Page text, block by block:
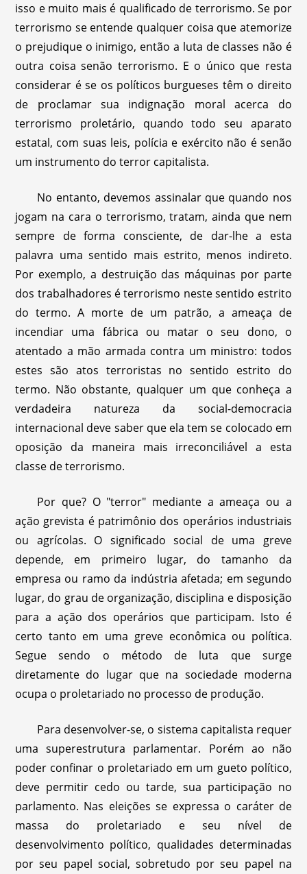
isso e muito mais é qualificado de terrorismo. Se por
terrorismo se entende qualquer coisa que atemorize
o prejudique o inimigo, então a luta de classes não é
outra coisa senão terrorismo. E o único que resta
considerar é se os políticos burgueses têm o direito
de proclamar sua indignação moral acerca do
terrorismo proletário, quando todo seu aparato
estatal, com suas leis, polícia e exército não é senão
um instrumento do terror capitalista.
No entanto, devemos assinalar que quando nos
jogam na cara o terrorismo, tratam, ainda que nem
sempre de forma consciente, de dar-lhe a esta
palavra uma sentido mais estrito, menos indireto.
Por exemplo, a destruição das máquinas por parte
dos trabalhadores é terrorismo neste sentido estrito
do termo. A morte de um patrão, a ameaça de
incendiar uma fábrica ou matar o seu dono, o
atentado a mão armada contra um ministro: todos
estes são atos terroristas no sentido estrito do
termo. Não obstante, qualquer um que conheça a
verdadeira natureza da social-democracia
internacional deve saber que ela tem se colocado em
oposição da maneira mais irreconciliável a esta
classe de terrorismo.
Por que? O "terror" mediante a ameaça ou a
ação grevista é patrimônio dos operários industriais
ou agrícolas. O significado social de uma greve
depende, em primeiro lugar, do tamanho da
empresa ou ramo da indústria afetada; em segundo
lugar, do grau de organização, disciplina e disposição
para a ação dos operários que participam. Isto é
certo tanto em uma greve econômica ou política.
Segue sendo o método de luta que surge
diretamente do lugar que na sociedade moderna
ocupa o proletariado no processo de produção.
Para desenvolver-se, o sistema capitalista requer
uma superestrutura parlamentar. Porém ao não
poder confinar o proletariado em um gueto político,
deve permitir cedo ou tarde, sua participação no
parlamento. Nas eleições se expressa o caráter de
massa do proletariado e seu nível de
desenvolvimento político, qualidades determinadas
por seu papel social, sobretudo por seu papel na